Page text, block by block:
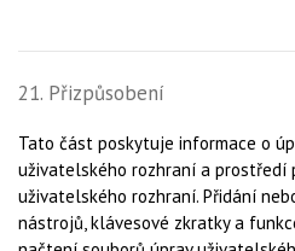
21. Přizpůsobení
Tato část poskytuje informace o
uživatelského rozhraní a prostředí
uživatelského rozhraní. Přidání
nástrojů, klávesové zkratky a